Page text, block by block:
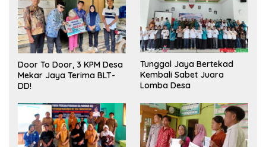
Door To Door, 3 KPM Desa
Mekar Jaya Terima BLT-
DD!
Tunggal Jaya Bertekad
Kembali Sabet Juara
Lomba Desa